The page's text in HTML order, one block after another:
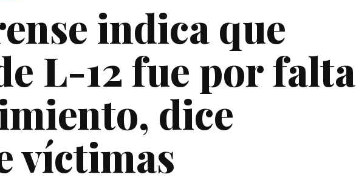
indica que
L-12 fue por falta
dice
víctimas